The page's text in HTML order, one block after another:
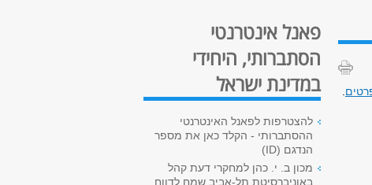
פאנל אינטרנטי
הסתברותי, היחידי
במדינת ישראל
להצטרפות לפאנל האינטרנטי
ההסתברותי - הקלד כאן את מספר
הנדגם (ID)
מכון ב. י. כהן למחקרי דעת קהל
באוניברסיטת תל-אביב שמח לדווח